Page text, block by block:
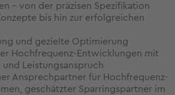
– von der präzisen Spezifikation
bis hin zur erfolgreichen
und gezielte Optimierung
Hochfrequenz-Entwicklungen mit
Leistungsanspruch
Ansprechpartner für Hochfrequenz-
geschätzter Sparringspartner im